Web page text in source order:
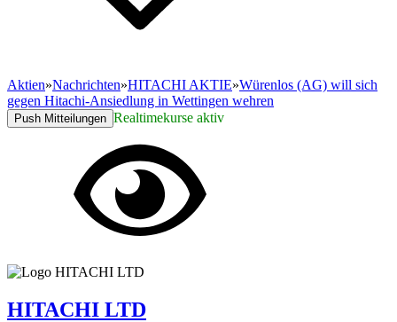
Aktien»Nachrichten»HITACHI AKTIE»Würenlos (AG) will sich
gegen Hitachi-Ansiedlung in Wettingen wehren
Push Mitteilungen Realtimekurse aktiv
HITACHI LTD